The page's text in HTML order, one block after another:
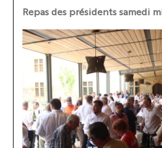
Repas des présidents samedi